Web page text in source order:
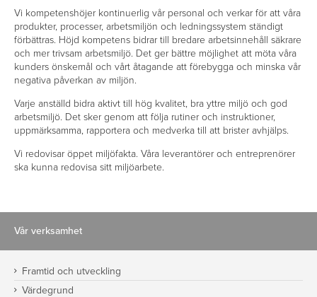
Vi kompetenshöjer kontinuerlig vår personal och verkar för att våra
produkter, processer, arbetsmiljön och ledningssystem ständigt
förbättras. Höjd kompetens bidrar till bredare arbetsinnehåll säkrare
och mer trivsam arbetsmiljö. Det ger bättre möjlighet att möta våra
kunders önskemål och vårt åtagande att förebyg­ga och minska vår
negativa påverkan av miljön.
Varje anställd bidra aktivt till hög kvalitet, bra yttre miljö och god
arbetsmiljö. Det sker genom att följa rutiner och instruktioner,
uppmärksamma, rapportera och medverka till att brister avhjälps.
Vi redovisar öppet miljöfakta. Våra leverantörer och entreprenörer
ska kunna re­dovisa sitt miljöarbete.
Vår verksamhet
Framtid och utveckling
Värdegrund